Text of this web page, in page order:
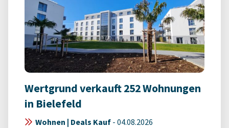
Wertgrund verkauft 252 Wohnungen
in Bielefeld
Wohnen | Deals Kauf - 04.08.2026